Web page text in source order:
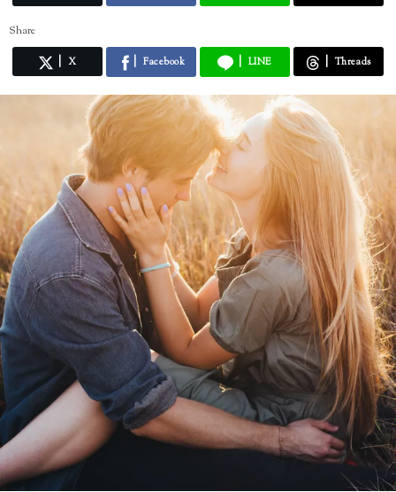
Share
X Facebook LINE Threads